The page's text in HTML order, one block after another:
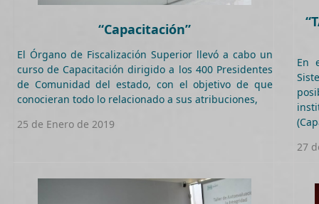
“Capacitación”
El Órgano de Fiscalización Superior llevó a cabo un
curso de Capacitación dirigido a los 400 Presidentes
de Comunidad del estado, con el objetivo de que
conocieran todo lo relacionado a sus atribuciones,
25 de Enero de 2019
En
27